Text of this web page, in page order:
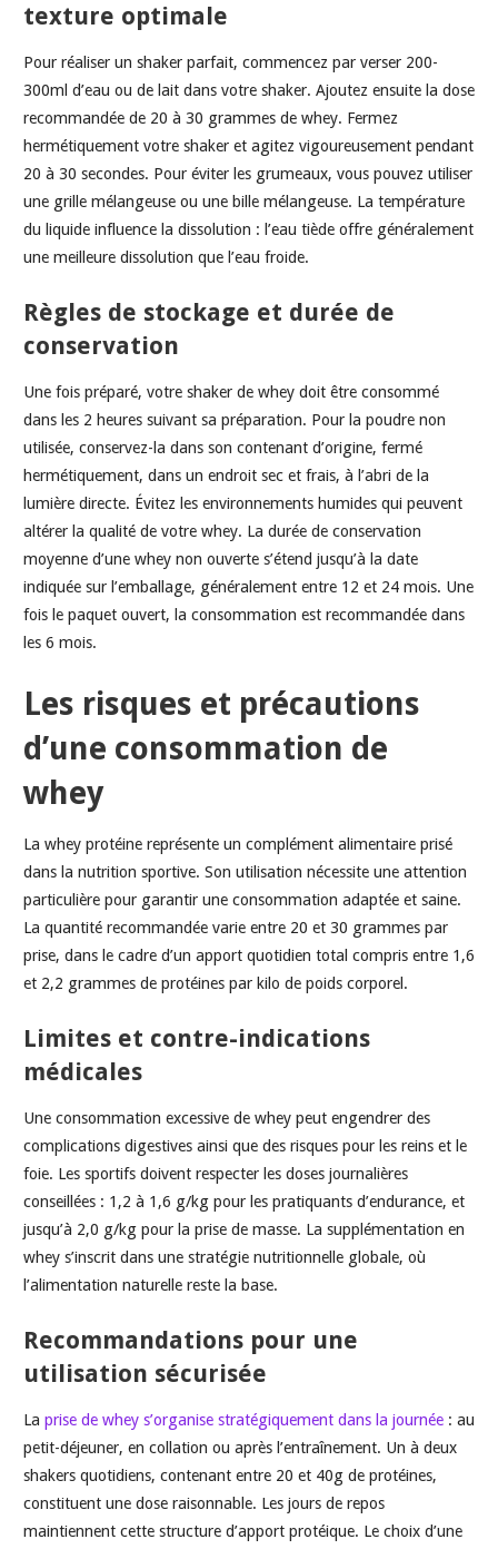
texture optimale
Pour réaliser un shaker parfait, commencez par verser 200-
300ml d’eau ou de lait dans votre shaker. Ajoutez ensuite la dose
recommandée de 20 à 30 grammes de whey. Fermez
hermétiquement votre shaker et agitez vigoureusement pendant
20 à 30 secondes. Pour éviter les grumeaux, vous pouvez utiliser
une grille mélangeuse ou une bille mélangeuse. La température
du liquide influence la dissolution : l’eau tiède offre généralement
une meilleure dissolution que l’eau froide.
Règles de stockage et durée de
conservation
Une fois préparé, votre shaker de whey doit être consommé
dans les 2 heures suivant sa préparation. Pour la poudre non
utilisée, conservez-la dans son contenant d’origine, fermé
hermétiquement, dans un endroit sec et frais, à l’abri de la
lumière directe. Évitez les environnements humides qui peuvent
altérer la qualité de votre whey. La durée de conservation
moyenne d’une whey non ouverte s’étend jusqu’à la date
indiquée sur l’emballage, généralement entre 12 et 24 mois. Une
fois le paquet ouvert, la consommation est recommandée dans
les 6 mois.
Les risques et précautions
d’une consommation de
whey
La whey protéine représente un complément alimentaire prisé
dans la nutrition sportive. Son utilisation nécessite une attention
particulière pour garantir une consommation adaptée et saine.
La quantité recommandée varie entre 20 et 30 grammes par
prise, dans le cadre d’un apport quotidien total compris entre 1,6
et 2,2 grammes de protéines par kilo de poids corporel.
Limites et contre-indications
médicales
Une consommation excessive de whey peut engendrer des
complications digestives ainsi que des risques pour les reins et le
foie. Les sportifs doivent respecter les doses journalières
conseillées : 1,2 à 1,6 g/kg pour les pratiquants d’endurance, et
jusqu’à 2,0 g/kg pour la prise de masse. La supplémentation en
whey s’inscrit dans une stratégie nutritionnelle globale, où
l’alimentation naturelle reste la base.
Recommandations pour une
utilisation sécurisée
La prise de whey s’organise stratégiquement dans la journée: au
petit-déjeuner, en collation ou après l’entraînement. Un à deux
shakers quotidiens, contenant entre 20 et 40g de protéines,
constituent une dose raisonnable. Les jours de repos
maintiennent cette structure d’apport protéique. Le choix d’une